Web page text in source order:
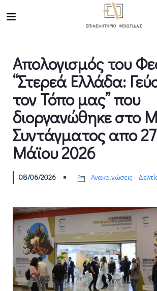
Απολογισμός του
“Στερεά Ελλάδα:
τον Τόπο μας” που
διοργανώθηκε στο
Συντάγματος απο
Μάϊου 2026
08/06/2026 Ανακοινώσεις -